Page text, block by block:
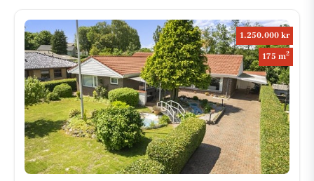
1.250.000 kr
175 m2